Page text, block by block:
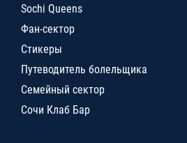
Sochi Queens
Фан-сектор
Стикеры
Путеводитель болельщика
Семейный сектор
Сочи Клаб Бар